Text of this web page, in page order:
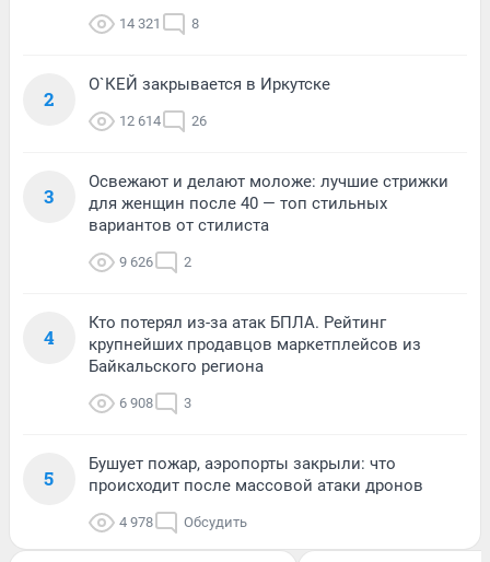
14 321 8
2
О`КЕЙ закрывается в Иркутске
12 614 26
3
Освежают и делают моложе: лучшие стрижки
для женщин после 40 — топ стильных
вариантов от стилиста
9 626 2
4
Кто потерял из-за атак БПЛА. Рейтинг
крупнейших продавцов маркетплейсов из
Байкальского региона
6 908 3
5
Бушует пожар, аэропорты закрыли: что
происходит после массовой атаки дронов
4 978 Обсудить